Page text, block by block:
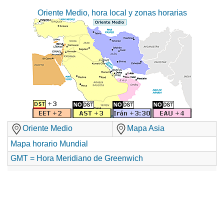
Oriente Medio, hora local y zonas horarias
Oriente Medio
Mapa Asia
Mapa horario Mundial
GMT = Hora Meridiano de Greenwich